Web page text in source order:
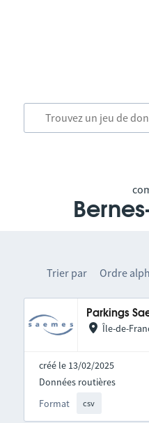
Trier par Ordre
Parkings
Île-de-
créé le 13/02/2025
Format csv
Données routières